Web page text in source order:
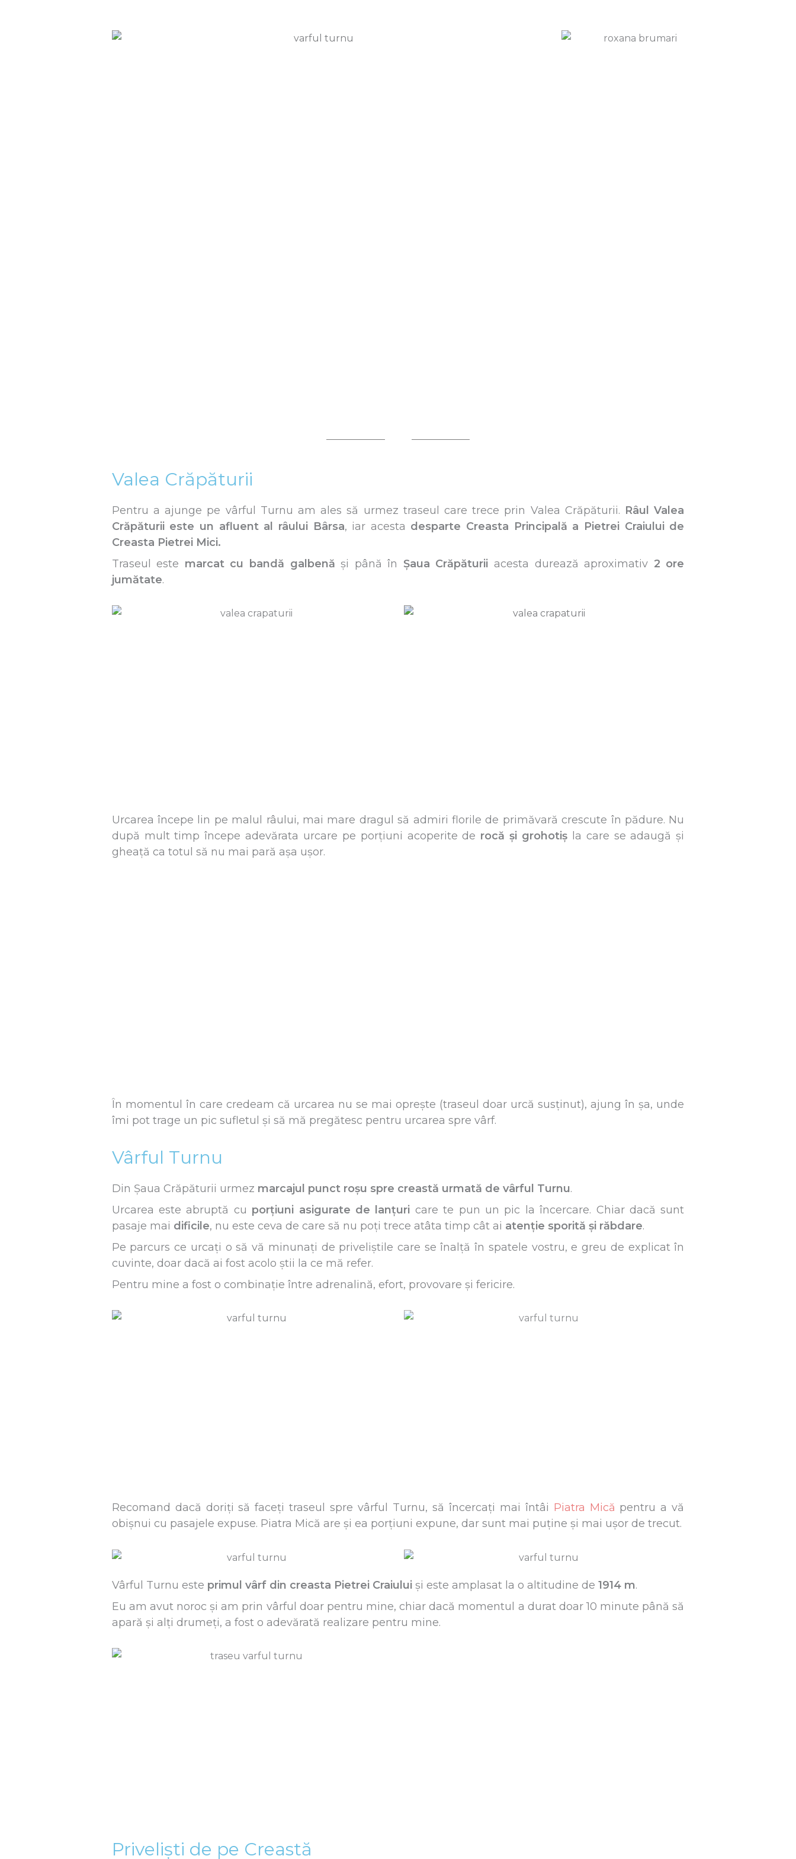
Valea Crăpăturii
Pentru a ajunge pe vârful Turnu am ales să urmez traseul care trece prin Valea Crăpăturii. Râul Valea
Crăpăturii este un afluent al râului Bârsa, iar acesta desparte Creasta Principală a Pietrei Craiului de
Creasta Pietrei Mici.
Traseul este marcat cu bandă galbenă și până în Șaua Crăpăturii acesta durează aproximativ 2 ore
jumătate.
Urcarea începe lin pe malul râului, mai mare dragul să admiri florile de primăvară crescute în pădure. Nu
după mult timp începe adevărata urcare pe porțiuni acoperite de rocă și grohotiș la care se adaugă și
gheață ca totul să nu mai pară așa ușor.
În momentul în care credeam că urcarea nu se mai oprește (traseul doar urcă susținut), ajung în șa, unde
îmi pot trage un pic sufletul și să mă pregătesc pentru urcarea spre vârf.
Vârful Turnu
Din Șaua Crăpăturii urmez marcajul punct roșu spre creastă urmată de vârful Turnu.
Urcarea este abruptă cu porțiuni asigurate de lanțuri care te pun un pic la încercare. Chiar dacă sunt
pasaje mai dificile, nu este ceva de care să nu poți trece atâta timp cât ai atenție sporită și răbdare.
Pe parcurs ce urcați o să vă minunați de priveliștile care se înalță în spatele vostru, e greu de explicat în
cuvinte, doar dacă ai fost acolo știi la ce mă refer.
Pentru mine a fost o combinație între adrenalină, efort, provovare și fericire.
Recomand dacă doriți să faceți traseul spre vârful Turnu, să încercați mai întâi Piatra Mică pentru a vă
obișnui cu pasajele expuse. Piatra Mică are și ea porțiuni expune, dar sunt mai puține și mai ușor de trecut.
Vârful Turnu este primul vârf din creasta Pietrei Craiuluiși este amplasat la o altitudine de 1914 m.
Eu am avut noroc și am prin vârful doar pentru mine, chiar dacă momentul a durat doar 10 minute până să
apară și alți drumeți, a fost o adevărată realizare pentru mine.
Priveliști de pe Creastă